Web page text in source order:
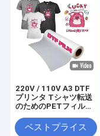
220V / 110V A3 DTF
プリンタ Tシャツ転送
のためのPETフィルム
ベストプライス